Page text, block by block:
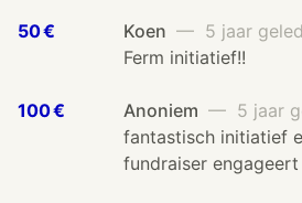
50 €
Koen — 5 jaar
Ferm initiatief!!
100 € Anoniem — 5 jaar
fantastisch initiatief
fundraiser engageert